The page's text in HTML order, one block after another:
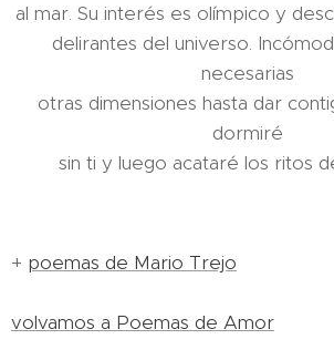
al mar. Su interés es olímpico y
delirantes del universo.
necesarias
otras dimensiones hasta dar
dormiré
sin ti y luego acataré los ritos
+ poemas de Mario Trejo
volvamos a Poemas de Amor